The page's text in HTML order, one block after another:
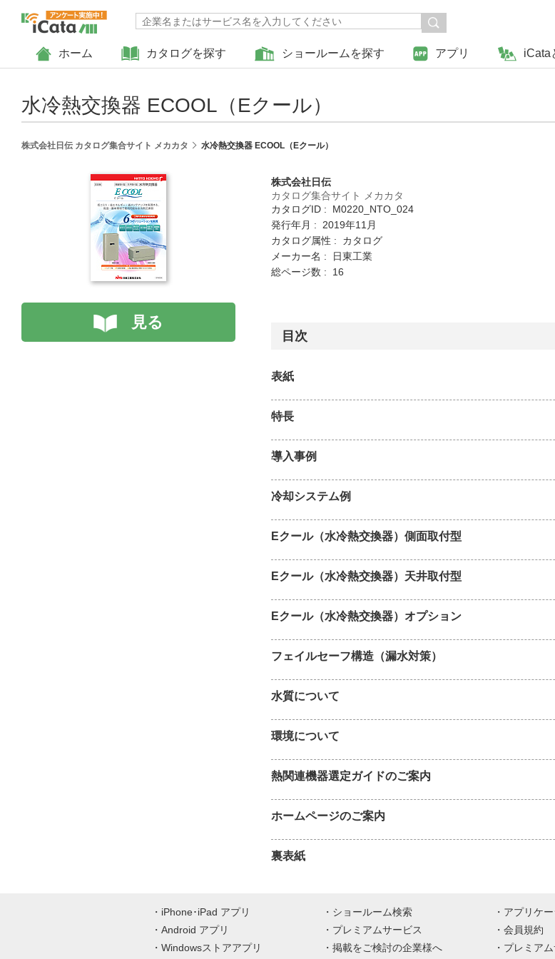
ホーム カタログを探す ショールームを探す アプリ iCata
水冷熱交換器 ECOOL（Eクール）
株式会社日伝 カタログ集合サイト メカカタ 水冷熱交換器 ECOOL（Eクール）
見る
株式会社日伝
カタログ集合サイト メカカタ
カタログID : M0220_NTO_024
発行年月 : 2019年11月
カタログ属性 : カタログ
メーカー名 : 日東工業
総ページ数 : 16
目次
表紙
特長
導入事例
冷却システム例
Eクール（水冷熱交換器）側面取付型
Eクール（水冷熱交換器）天井取付型
Eクール（水冷熱交換器）オプション
フェイルセーフ構造（漏水対策）
水質について
環境について
熱関連機器選定ガイドのご案内
ホームページのご案内
裏表紙
iPhone･iPad アプリ
Android アプリ
Windowsストアアプリ
ショールーム検索
プレミアムサービス
掲載をご検討の企業様へ
アプリケ
会員規約
プレミア